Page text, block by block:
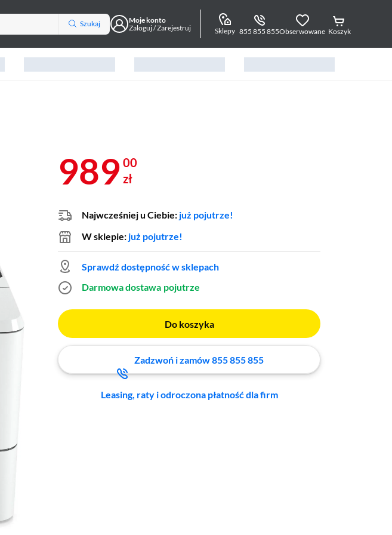
Szukaj
Moje konto
Zaloguj / Zarejestruj
Sklepy 855 855 855Obserwowane Koszyk
989 00
zł
Najwcześniej u Ciebie: już pojutrze!
W sklepie: już pojutrze!
Sprawdź dostępność w sklepach
Darmowa dostawa pojutrze
Do koszyka
Zadzwoń i zamów 855 855 855
Leasing, raty i odroczona płatność dla firm